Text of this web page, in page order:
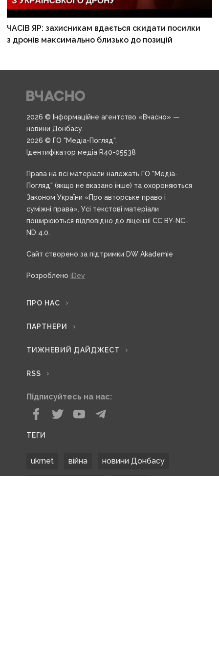
ЧАСІВ ЯР: захисникам вдається скидати посилки
з дронів максимально близько до позицій
2026 © Інформаційне агентство «Вчасно» —
новини Донбасу.
2026 © ГО "Медіа-Погляд".
Ідентифікатор медіа R40-05538
Права на всі матеріали належать ГО "Медіа-
Погляд" (якщо не вказано інше) та охороняються
Законом України «Про авторське право і
суміжні права». Усі текстові матеріали
поширюються відповідно до ліцензії CC BY-NC-
ND 4.0.
Сайт створено за підтримки DW Akademie
Розроблено iDev
ПРО НАС
ПАРТНЕРИ
ТИЖНЕВИЙ ДАЙДЖЕСТ
RSS
Підписуйтесь на нас:
ТЕГИ
ukrnet війна новини Донбасу